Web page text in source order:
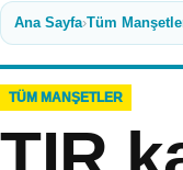
Ana Sayfa›Tüm
TÜM MANŞETLER